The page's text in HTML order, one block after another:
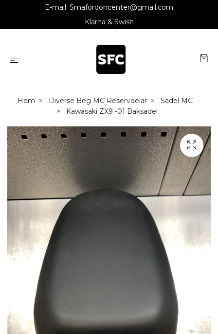
E-mail: Smafordoncenter@gmail.com
Klarna & Swish
Hem Diverse Beg MC Reservdelar
Sadel MC
Kawasaki ZX9 -01 Baksadel